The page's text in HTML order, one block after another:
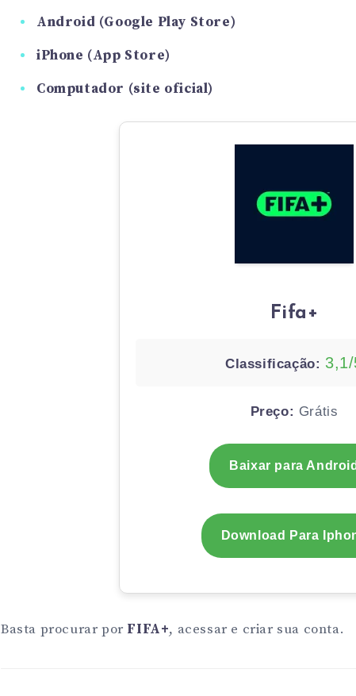
Android (Google Play Store)
iPhone (App Store)
Computador (site oficial)
Fifa+
Classificação:
Preço: Grátis
Baixar para Android
Download Para
Basta procurar por FIFA+, acessar e criar sua conta.